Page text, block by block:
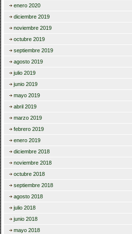
enero 2020
diciembre 2019
noviembre 2019
octubre 2019
septiembre 2019
agosto 2019
julio 2019
junio 2019
mayo 2019
abril 2019
marzo 2019
febrero 2019
enero 2019
diciembre 2018
noviembre 2018
octubre 2018
septiembre 2018
agosto 2018
julio 2018
junio 2018
mayo 2018